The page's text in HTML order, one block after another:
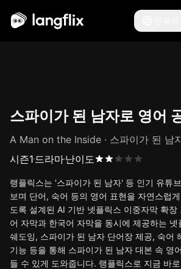
한국어
스파이가 된 남자로 영어
A Man on the Inside · 스파이가 된 남
시즌1 드라마난이도
랭플릭스는 '스파이가 된 남자' 등 인기 유튜
보며 단어, 숙어 등의 영어 표현을 자연스럽
도록 설계된 AI 기반 넷플릭스 이중자막 확장
어 자막과 한국어 자막을 동시에 제공하는
쉐도잉, 스파이가 된 남자 단어장 제공, 숙어
기능 등을 통해 스파이가 된 남자 대본 속 영
들 수 있게 도와줍니다. 랭플릭스로 지금 바